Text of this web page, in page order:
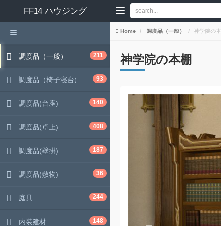
FF14 ハウジング
Home 調度品（一般） 神学院の
神学院の本棚
調度品（一般） 211
調度品（椅子寝台） 93
調度品(台座) 140
調度品(卓上) 408
調度品(壁掛) 187
調度品(敷物) 36
庭具 244
内装建材 148